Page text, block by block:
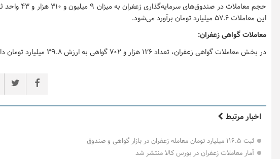
حجم معاملات در
این معاملات ۵۷.۶ میلیارد تومان برآورد می‌شود.
معاملات گواهی زعفران:
در بخش معاملات گواهی زعفران، تعداد ۱۲۶ هزار و ۷۰۲ گواهی به ارزش ۳۹.۸ میلیارد تومان دادوستد شد.
اخبار مرتبط
ثبت ۱۱۶.۵ میلیارد تومان معامله زعفران در بازار گواهی و صندوق
آمار معاملات زعفران در بورس کالا منتشر شد